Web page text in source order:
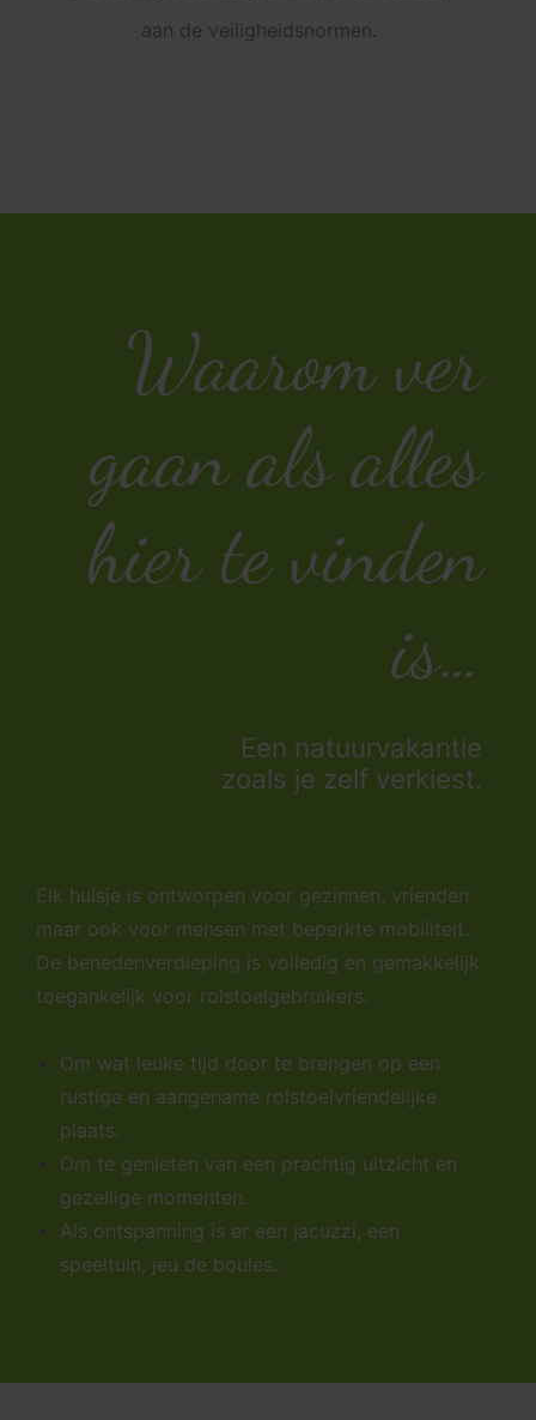
aan de veiligheidsnormen.
Waarom ver
gaan als alles
hier te vinden
is…
Een natuurvakantie
zoals je zelf verkiest.
Elk huisje is ontworpen voor gezinnen, vrienden
maar ook voor mensen met beperkte mobiliteit.
De benedenverdieping is volledig en gemakkelijk
toegankelijk voor rolstoelgebruikers.
Om wat leuke tijd door te brengen op een
rustige en aangename rolstoelvriendelijke
plaats.
Om te genieten van een prachtig uitzicht en
gezellige momenten.
Als ontspanning is er een jacuzzi, een
speeltuin, jeu de boules.